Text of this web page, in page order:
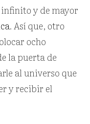
y de mayor
. Así que, otro
ocho
la puerta de
al universo que
y recibir el